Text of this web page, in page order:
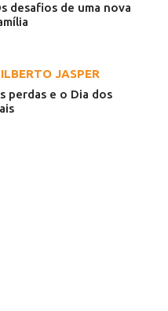
desafios de uma nova
JASPER
perdas e o Dia dos